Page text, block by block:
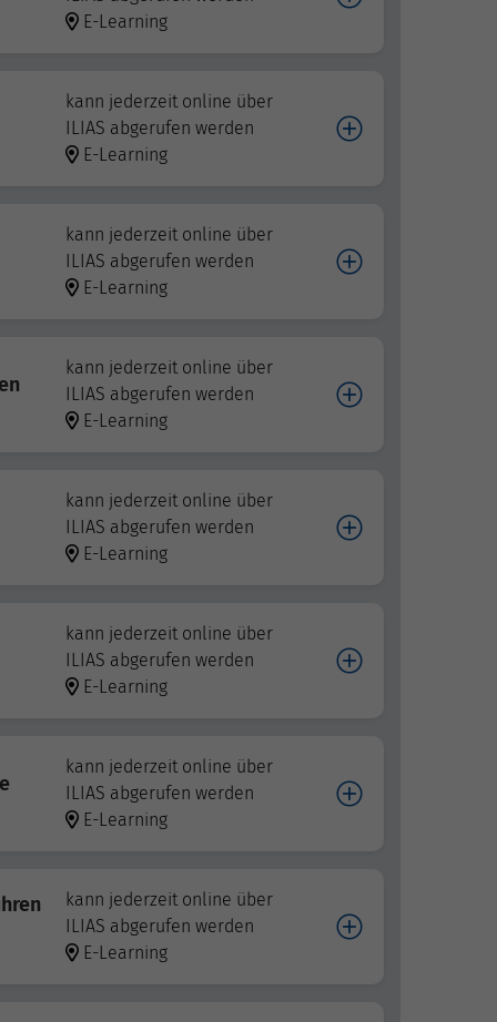
E-Learning
kann jederzeit online über
ILIAS abgerufen werden
E-Learning
kann jederzeit online über
ILIAS abgerufen werden
E-Learning
kann jederzeit online über
ILIAS abgerufen werden
E-Learning
kann jederzeit online über
ILIAS abgerufen werden
E-Learning
kann jederzeit online über
ILIAS abgerufen werden
E-Learning
kann jederzeit online über
ILIAS abgerufen werden
E-Learning
kann jederzeit online über
ILIAS abgerufen werden
E-Learning